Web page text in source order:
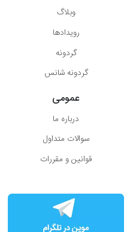
وبلاگ
رویدادها
گردونه
گردونه شانس
عمومی
درباره ما
سوالات متداول
قوانین و مقررات